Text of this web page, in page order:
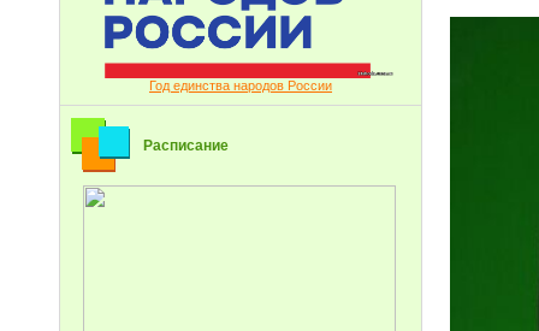
Год единства народов России
Расписание